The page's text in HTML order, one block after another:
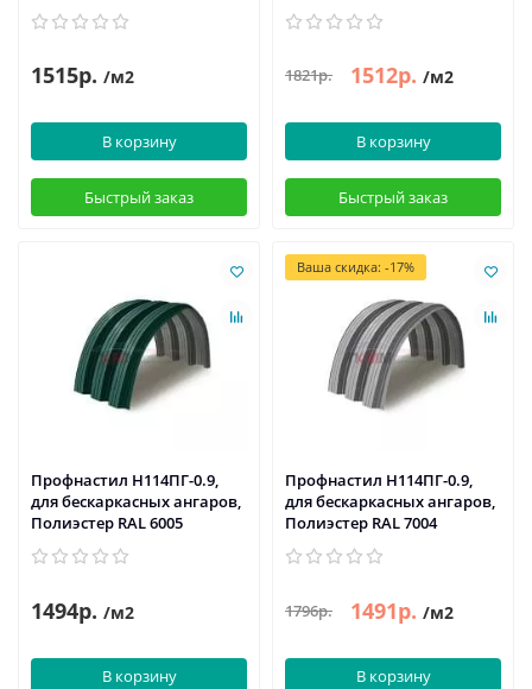
1515р. /м2
В корзину
Быстрый заказ
1821р. 1512р. /м2
В корзину
Быстрый заказ
Профнастил H114ПГ-0.9,
для бескаркасных ангаров,
Полиэстер RAL 6005
1494р. /м2
В корзину
Ваша скидка: -17%
Профнастил H114ПГ-0.9,
для бескаркасных ангаров,
Полиэстер RAL 7004
1796р. 1491р. /м2
В корзину